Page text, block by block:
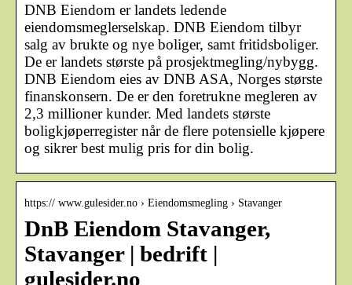
DNB Eiendom er landets ledende
eiendomsmeglerselskap. DNB Eiendom tilbyr
salg av brukte og nye boliger, samt fritidsboliger.
De er landets største på prosjektmegling/nybygg.
DNB Eiendom eies av DNB ASA, Norges største
finanskonsern. De er den foretrukne megleren av
2,3 millioner kunder. Med landets største
boligkjøperregister når de flere potensielle kjøpere
og sikrer best mulig pris for din bolig.
https:// www.gulesider.no › Eiendomsmegling › Stavanger
DnB Eiendom Stavanger,
Stavanger | bedrift |
gulesider.no